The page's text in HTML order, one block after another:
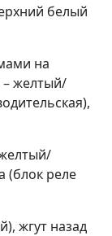
белый
на
желтый/
(блок реле
жгут назад